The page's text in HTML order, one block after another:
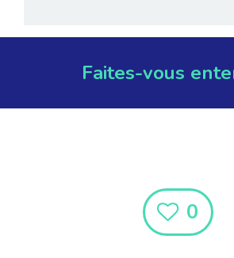
Faites-vous
0